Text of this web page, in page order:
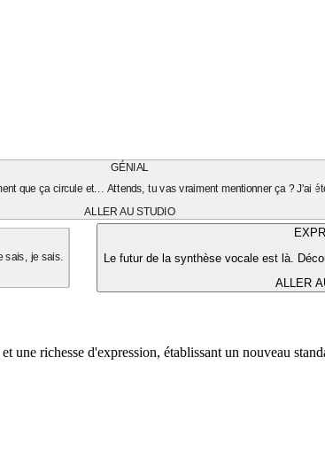
GÉNIAL
que ça circule et... Attends, tu vas vraiment mentionner ça ? J'ai
ALLER AU STUDIO
sais, je sais.
Le futur de la synthèse vocale est là.
ALLER
richesse d'expression, établissant un nouveau